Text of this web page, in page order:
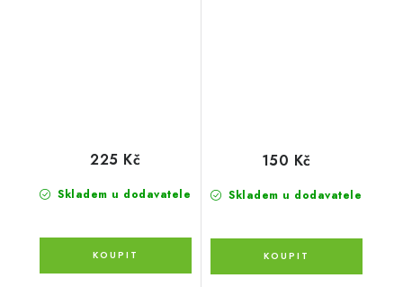
Skladem u dodavatele
225 Kč
Skladem u dodavatele
150 Kč